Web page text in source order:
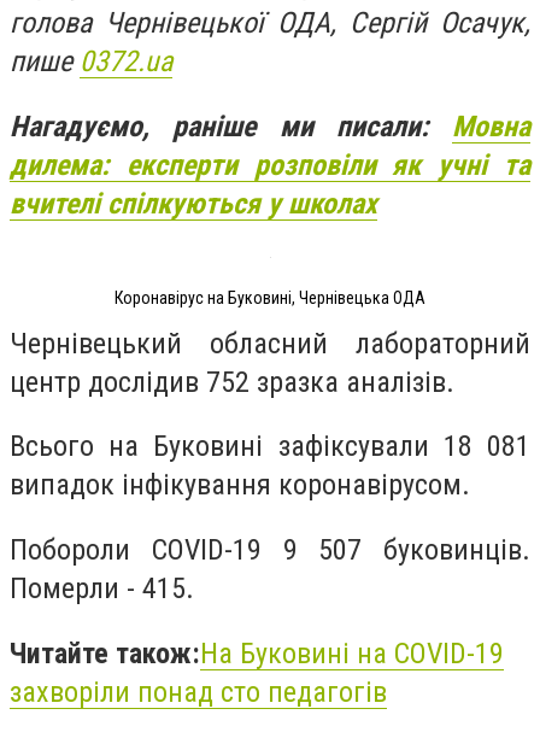
голова Чернівецької ОДА, Сергій Осачук,
пише 0372.ua
Нагадуємо, раніше ми писали: Мовна
дилема: експерти розповіли як учні та
вчителі спілкуються у школах
Коронавірус на Буковині, Чернівецька ОДА
Чернівецький обласний лабораторний
центр дослідив 752 зразка аналізів.
Всього на Буковині зафіксували 18 081
випадок інфікування коронавірусом.
Побороли COVID-19 9 507 буковинців.
Померли - 415.
Читайте також:На Буковині на COVID-19
захворіли понад сто педагогів